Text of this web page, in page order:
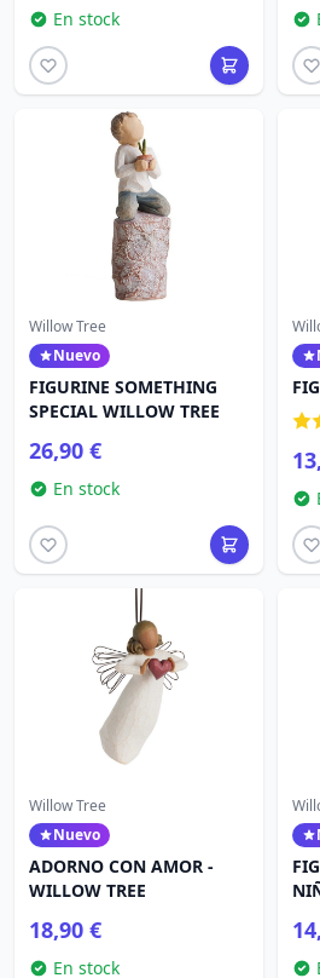
En stock
Willow Tree
Nuevo
FIGURINE SOMETHING
SPECIAL WILLOW TREE
26,90 €
En stock
Willow Tree
Nuevo
ADORNO CON AMOR -
WILLOW TREE
18,90 €
En stock